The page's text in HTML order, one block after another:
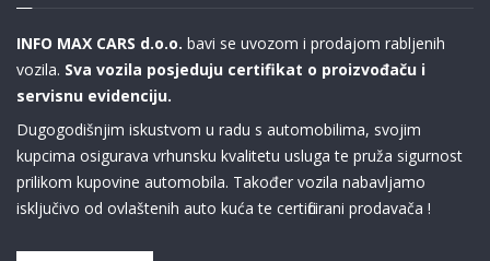
INFO MAX CARS d.o.o. bavi se uvozom i prodajom rabljenih
vozila. Sva vozila posjeduju certifikat o proizvođaču i
servisnu evidenciju.
Dugogodišnjim iskustvom u radu s automobilima, svojim
kupcima osigurava vrhunsku kvalitetu usluga te pruža sigurnost
prilikom kupovine automobila. Također vozila nabavljamo
isključivo od ovlaštenih auto kuća te certificirani prodavača !